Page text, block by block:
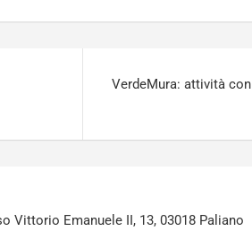
VerdeMura: attività
Vittorio Emanuele II, 13, 03018 Paliano